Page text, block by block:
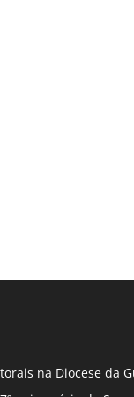
na Diocese da